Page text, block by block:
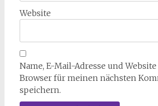
Website
Name, E-Mail-Adresse und
Browser für meinen nächsten
speichern.